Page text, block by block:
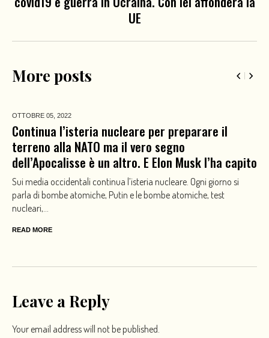
UE
More posts
OTTOBRE 05, 2022
Continua l’isteria nucleare per preparare il
terreno alla NATO ma il vero segno
dell’Apocalisse è un altro. E Elon Musk l’ha capito
Sui media occidentali continua l’isteria nucleare. Ogni giorno si
parla di bombe atomiche, Putin e le bombe atomiche, test
nucleari,...
READ MORE
Leave a Reply
Your email address will not be published.